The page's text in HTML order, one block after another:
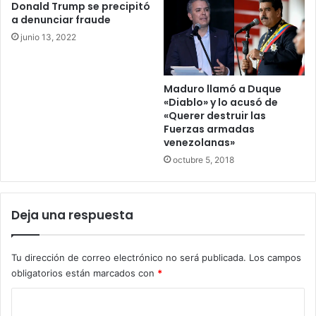
Donald Trump se precipitó
a denunciar fraude
junio 13, 2022
Maduro llamó a Duque
«Diablo» y lo acusó de
«Querer destruir las
Fuerzas armadas
venezolanas»
octubre 5, 2018
Deja una respuesta
Tu dirección de correo electrónico no será publicada. Los campos
obligatorios están marcados con *